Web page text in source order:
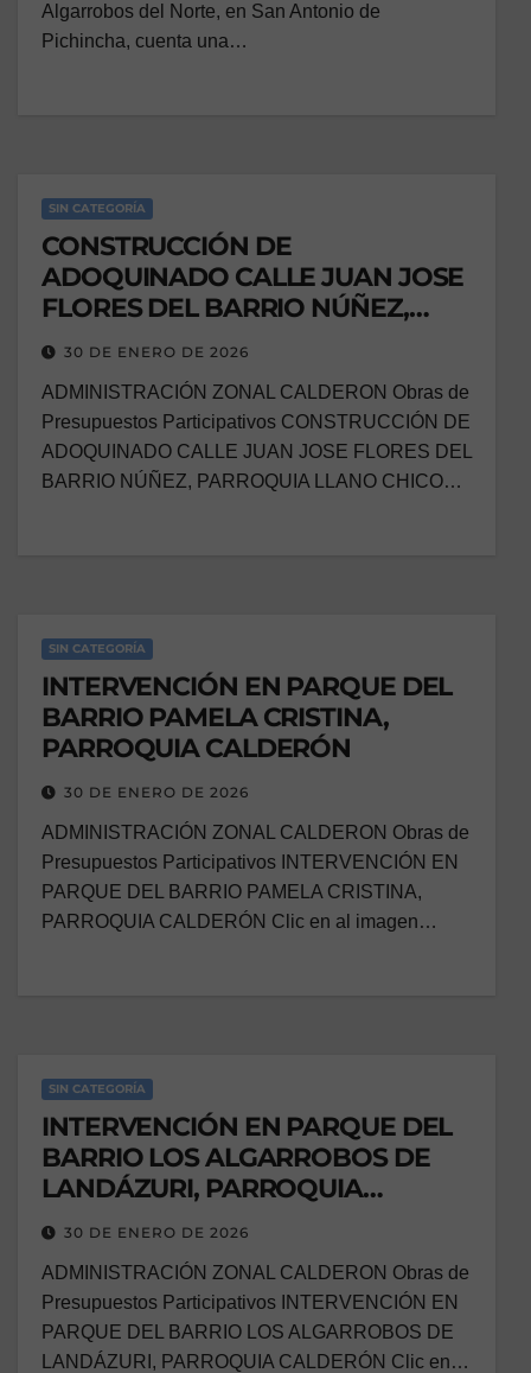
Algarrobos del Norte, en San Antonio de
Pichincha, cuenta una…
SIN CATEGORÍA
CONSTRUCCIÓN DE
ADOQUINADO CALLE JUAN JOSE
FLORES DEL BARRIO NÚÑEZ,
PARROQUIA LLANO CHICO
30 DE ENERO DE 2026
ADMINISTRACIÓN ZONAL CALDERON Obras de
Presupuestos Participativos CONSTRUCCIÓN DE
ADOQUINADO CALLE JUAN JOSE FLORES DEL
BARRIO NÚÑEZ, PARROQUIA LLANO CHICO…
SIN CATEGORÍA
INTERVENCIÓN EN PARQUE DEL
BARRIO PAMELA CRISTINA,
PARROQUIA CALDERÓN
30 DE ENERO DE 2026
ADMINISTRACIÓN ZONAL CALDERON Obras de
Presupuestos Participativos INTERVENCIÓN EN
PARQUE DEL BARRIO PAMELA CRISTINA,
PARROQUIA CALDERÓN Clic en al imagen…
SIN CATEGORÍA
INTERVENCIÓN EN PARQUE DEL
BARRIO LOS ALGARROBOS DE
LANDÁZURI, PARROQUIA
CALDERÓN
30 DE ENERO DE 2026
ADMINISTRACIÓN ZONAL CALDERON Obras de
Presupuestos Participativos INTERVENCIÓN EN
PARQUE DEL BARRIO LOS ALGARROBOS DE
LANDÁZURI, PARROQUIA CALDERÓN Clic en…